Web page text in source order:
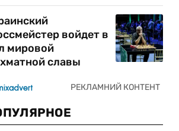
войдет в
мировой
славы